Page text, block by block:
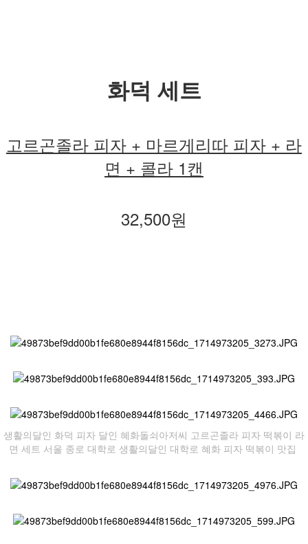
화덕 세트
고르곤졸라 피자 + 마르게리따 피자 + 라
면 + 콜라 1캔
32,500원
생활의달인 화덕 피자 달인 혜화돌쇠아저씨 고르곤졸라 피자 떡볶이 라
면 세트 서울 종로 대학로 생활의달인 대학로 혜화 피자 떡볶이 맛집